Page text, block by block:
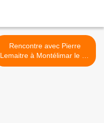
Rencontre avec Pierre
Lemaitre à Montélimar le 24
>